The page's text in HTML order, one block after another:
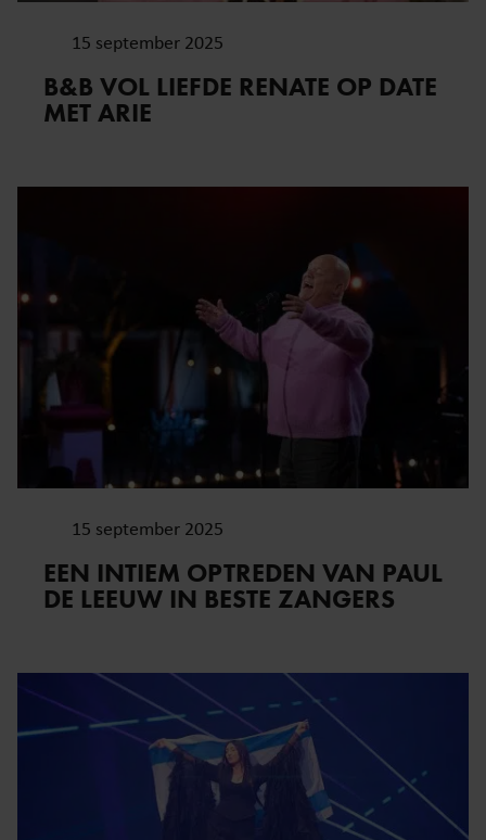
15 september 2025
B&B VOL LIEFDE RENATE OP DATE
MET ARIE
15 september 2025
EEN INTIEM OPTREDEN VAN PAUL
DE LEEUW IN BESTE ZANGERS